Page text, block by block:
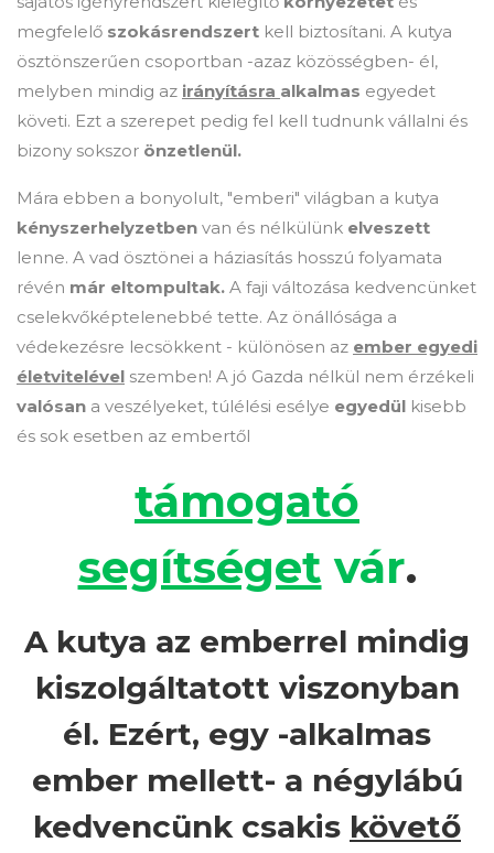
megfelelő szokásrendszert kell biztosítani. A kutya
ösztönszerűen csoportban -azaz közösségben- él,
melyben mindig az irányításra alkalmas egyedet
követi. Ezt a szerepet pedig fel kell tudnunk vállalni és
bizony sokszor önzetlenül.
Mára ebben a bonyolult, "emberi" világban a kutya
kényszerhelyzetben van és nélkülünk elveszett
lenne. A vad ösztönei a háziasítás hosszú folyamata
révén már eltompultak. A faji változása kedvencünket
cselekvőképtelenebbé tette. Az önállósága a
védekezésre lecsökkent - különösen az ember egyedi
életvitelével szemben! A jó Gazda nélkül nem érzékeli
valósan a veszélyeket, túlélési esélye egyedül kisebb
és sok esetben az embertől
támogató
segítséget vár.
A kutya az emberrel mindig
kiszolgáltatott viszonyban
él. Ezért, egy -alkalmas
ember mellett- a négylábú
kedvencünk csakis követő